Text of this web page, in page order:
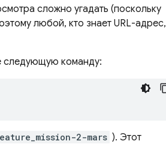
сложно угадать (поскольку
любой, кто знает URL-адрес,
следующую команду:
2-mars ). Этот